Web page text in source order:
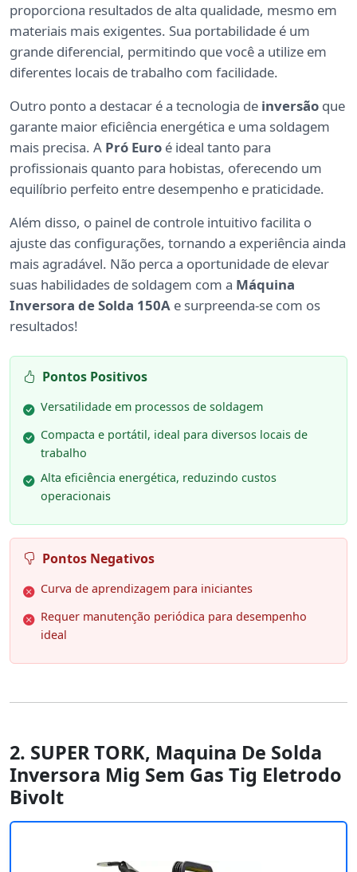
proporciona resultados de alta qualidade, mesmo em
materiais mais exigentes. Sua portabilidade é um
grande diferencial, permitindo que você a utilize em
diferentes locais de trabalho com facilidade.
Outro ponto a destacar é a tecnologia de inversão que
garante maior eficiência energética e uma soldagem
mais precisa. A Pró Euro é ideal tanto para
profissionais quanto para hobistas, oferecendo um
equilíbrio perfeito entre desempenho e praticidade.
Além disso, o painel de controle intuitivo facilita o
ajuste das configurações, tornando a experiência ainda
mais agradável. Não perca a oportunidade de elevar
suas habilidades de soldagem com a Máquina
Inversora de Solda 150A e surpreenda-se com os
resultados!
Pontos Positivos
Versatilidade em processos de soldagem
Compacta e portátil, ideal para diversos locais de
trabalho
Alta eficiência energética, reduzindo custos
operacionais
Pontos Negativos
Curva de aprendizagem para iniciantes
Requer manutenção periódica para desempenho
ideal
2. SUPER TORK, Maquina De Solda
Inversora Mig Sem Gas Tig Eletrodo
Bivolt